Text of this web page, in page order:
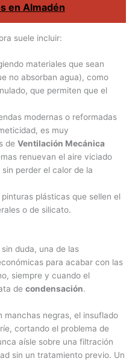
en Almadén
suele incluir:
materiales que sean
no absorban agua), como
que permiten que el
modernas o reformadas
es muy
de Ventilación Mecánica
renuevan el aire viciado
perder el calor de la
pinturas plásticas que sellen el
o de silicato.
duda, una de las
para acabar con las
siempre y cuando el
de condensación.
manchas negras, el insuflado
cortando el problema de
aísle sobre una filtración
sin un tratamiento previo. Un